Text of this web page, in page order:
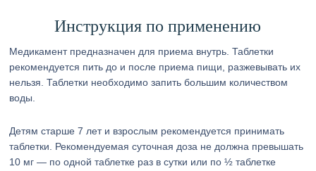
Инструкция по применению
Медикамент предназначен для приема внутрь. Таблетки
рекомендуется пить до и после приема пищи, разжевывать их
нельзя. Таблетки необходимо запить большим количеством
воды.
Детям старше 7 лет и взрослым рекомендуется принимать
таблетки. Рекомендуемая суточная доза не должна превышать
10 мг — по одной таблетке раз в сутки или по ½ таблетке